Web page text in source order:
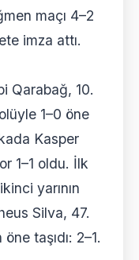
maçı 4–2
imza attı.
Qarabağ, 10.
1–0 öne
Kasper
1–1 oldu. İlk
yarının
Silva, 47.
taşıdı: 2–1.